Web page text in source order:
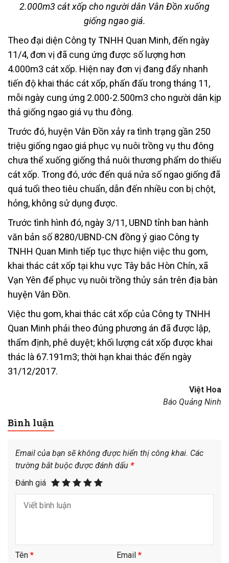
2.000m3 cát xốp cho người dân Vân Đồn xuống
giống ngao giá.
Theo đại diện Công ty TNHH Quan Minh, đến ngày
11/4, đơn vị đã cung ứng được số lượng hơn
4.000m3 cát xốp. Hiện nay đơn vị đang đẩy nhanh
tiến độ khai thác cát xốp, phấn đấu trong tháng 11,
mỗi ngày cung ứng 2.000-2.500m3 cho người dân kịp
thả giống ngao giá vụ thu đông.
Trước đó, huyện Vân Đồn xảy ra tình trạng gần 250
triệu giống ngao giá phục vụ nuôi trồng vụ thu đông
chưa thể xuống giống thả nuôi thương phẩm do thiếu
cát xốp. Trong đó, ước đến quá nửa số ngao giống đã
quá tuổi theo tiêu chuẩn, dẫn đến nhiều con bị chột,
hỏng, không sử dụng được.
Trước tình hình đó, ngày 3/11, UBND tỉnh ban hành
văn bản số 8280/UBND-CN đồng ý giao Công ty
TNHH Quan Minh tiếp tục thực hiện việc thu gom,
khai thác cát xốp tại khu vực Tây bắc Hòn Chín, xã
Vạn Yên để phục vụ nuôi trồng thủy sản trên địa bàn
huyện Vân Đồn.
Việc thu gom, khai thác cát xốp của Công ty TNHH
Quan Minh phải theo đúng phương án đã được lập,
thẩm định, phê duyệt; khối lượng cát xốp được khai
thác là 67.191m3; thời hạn khai thác đến ngày
31/12/2017.
Việt Hoa
Báo Quảng Ninh
Bình luận
Email của bạn sẽ không được hiển thị công khai. Các
trường bắt buộc được đánh dấu *
Đánh giá
Tên * Email *